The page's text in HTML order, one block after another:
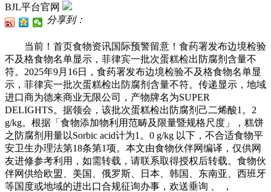
BJL平台官网
分享到：
当前！首页食物资讯国际预警留意！食药署发布边境检验
不及格食物名单显示，菲律宾一批次蛋糕检出防腐剂含量不
符。2025年9月16日，食药署发布边境检验不及格食物名单显
示，菲律宾一批次蛋糕检出防腐剂含量不符。传递显示，地域
进口商为德来商业无限公司，产物牌名为SUPER
DELIGHTS。据领会，该批次蛋糕检出防腐剂己二烯酸1。2
g/kg。根据「食物添加物利用范畴及限量暨规格尺度」，糕饼
之防腐剂用量以Sorbic acid计为1。0 g/kg 以下，不合适食物平
安卫生办理法第18条第1项。本文由食物伙伴网编译，仅供网
友进修参考利用，如需转载，请联系取得授权后转载。食物伙
伴网供给欧盟、美国、俄罗斯、日本、韩国、东南亚、西班牙
等国度或地域的进出口合规征询办事，欢送垂询 、 ，